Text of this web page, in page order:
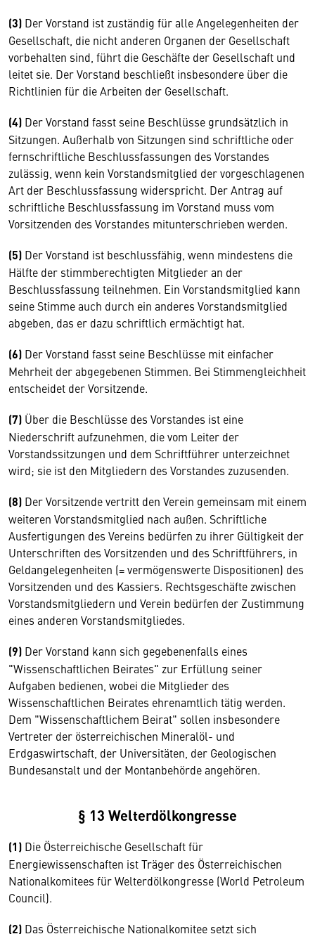
(3) Der Vorstand ist zuständig für alle Angelegenheiten der
Gesellschaft, die nicht anderen Organen der Gesellschaft
vorbehalten sind, führt die Geschäfte der Gesellschaft und
leitet sie. Der Vorstand beschließt insbesondere über die
Richtlinien für die Arbeiten der Gesellschaft.
(4) Der Vorstand fasst seine Beschlüsse grundsätzlich in
Sitzungen. Außerhalb von Sitzungen sind schriftliche oder
fernschriftliche Beschlussfassungen des Vorstandes
zulässig, wenn kein Vorstandsmitglied der vorgeschlagenen
Art der Beschlussfassung widerspricht. Der Antrag auf
schriftliche Beschlussfassung im Vorstand muss vom
Vorsitzenden des Vorstandes mitunterschrieben werden.
(5) Der Vorstand ist beschlussfähig, wenn mindestens die
Hälfte der stimmberechtigten Mitglieder an der
Beschlussfassung teilnehmen. Ein Vorstandsmitglied kann
seine Stimme auch durch ein anderes Vorstandsmitglied
abgeben, das er dazu schriftlich ermächtigt hat.
(6) Der Vorstand fasst seine Beschlüsse mit einfacher
Mehrheit der abgegebenen Stimmen. Bei Stimmengleichheit
entscheidet der Vorsitzende.
(7) Über die Beschlüsse des Vorstandes ist eine
Niederschrift aufzunehmen, die vom Leiter der
Vorstandssitzungen und dem Schriftführer unterzeichnet
wird; sie ist den Mitgliedern des Vorstandes zuzusenden.
(8) Der Vorsitzende vertritt den Verein gemeinsam mit einem
weiteren Vorstandsmitglied nach außen. Schriftliche
Ausfertigungen des Vereins bedürfen zu ihrer Gültigkeit der
Unterschriften des Vorsitzenden und des Schriftführers, in
Geldangelegenheiten (= vermögenswerte Dispositionen) des
Vorsitzenden und des Kassiers. Rechtsgeschäfte zwischen
Vorstandsmitgliedern und Verein bedürfen der Zustimmung
eines anderen Vorstandsmitgliedes.
(9) Der Vorstand kann sich gegebenenfalls eines
"Wissenschaftlichen Beirates" zur Erfüllung seiner
Aufgaben bedienen, wobei die Mitglieder des
Wissenschaftlichen Beirates ehrenamtlich tätig werden.
Dem "Wissenschaftlichem Beirat" sollen insbesondere
Vertreter der österreichischen Mineralöl- und
Erdgaswirtschaft, der Universitäten, der Geologischen
Bundesanstalt und der Montanbehörde angehören.
§ 13 Welterdölkongresse
(1) Die Österreichische Gesellschaft für
Energiewissenschaften ist Träger des Österreichischen
Nationalkomitees für Welterdölkongresse (World Petroleum
Council).
(2) Das Österreichische Nationalkomitee setzt sich